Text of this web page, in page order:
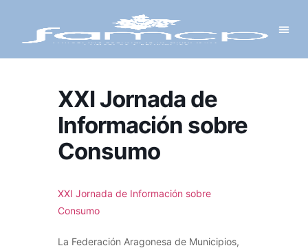
XXI Jornada de
Información sobre
Consumo
XXI Jornada de Información sobre
Consumo
La Federación Aragonesa de Municipios,